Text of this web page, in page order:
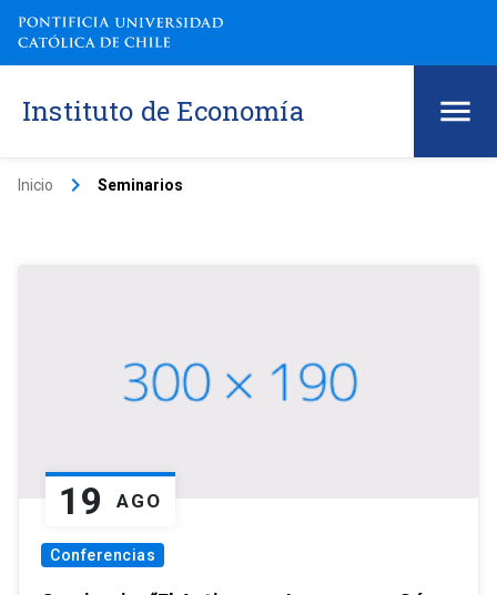
Instituto de Economía
Inicio keyboard_arrow_right Seminarios
19 AGO
Conferencias